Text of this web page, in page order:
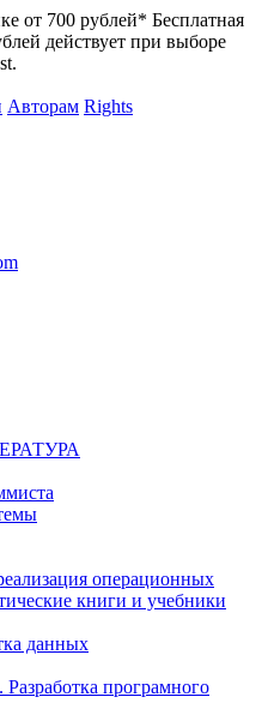
от 700 рублей* Бесплатная
действует при выборе
Авторам Rights
операционных
книги и учебники
данных
програмного